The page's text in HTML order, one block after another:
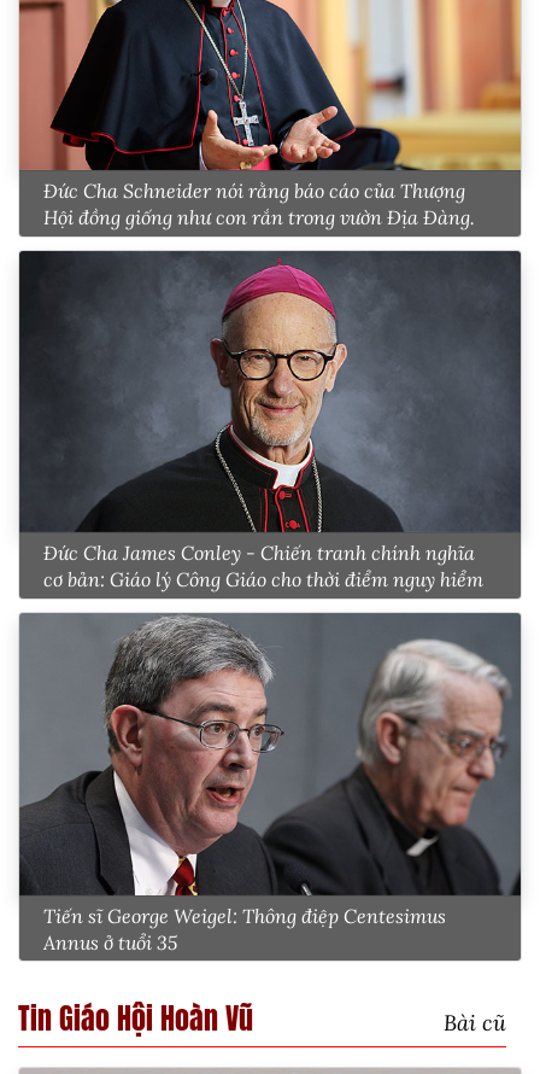
Đức Cha Schneider nói rằng báo cáo của Thượng
Hội đồng giống như con rắn trong vườn Địa Đàng.
Đức Cha James Conley - Chiến tranh chính nghĩa
cơ bản: Giáo lý Công Giáo cho thời điểm nguy hiểm
Tiến sĩ George Weigel: Thông điệp Centesimus
Annus ở tuổi 35
Tin Giáo Hội Hoàn Vũ Bài cũ